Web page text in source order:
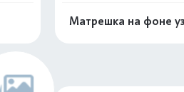
Матрешка на фоне